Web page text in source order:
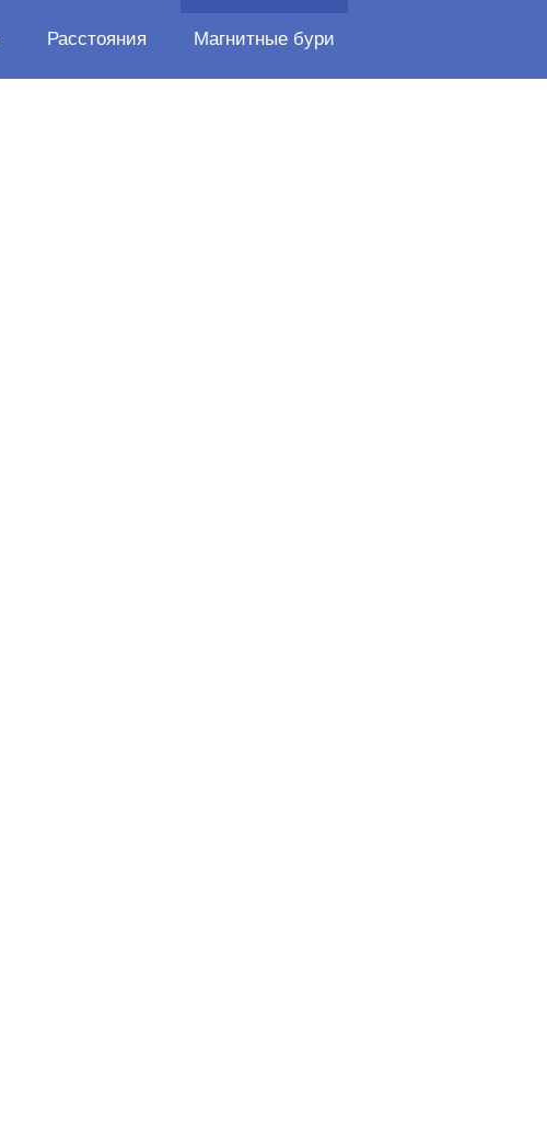
Расстояния Магнитные бури